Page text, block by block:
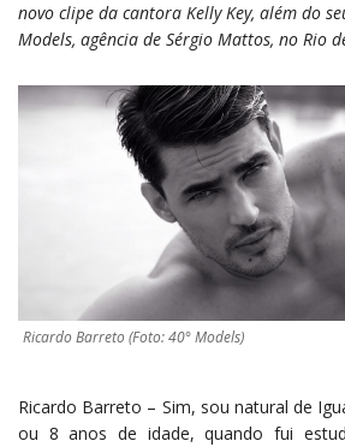
novo clipe da cantora Kelly Key, além do
Models, agência de Sérgio Mattos, no Rio
Ricardo Barreto (Foto: 40° Models)
Ricardo Barreto – Sim, sou natural de
ou 8 anos de idade, quando fui